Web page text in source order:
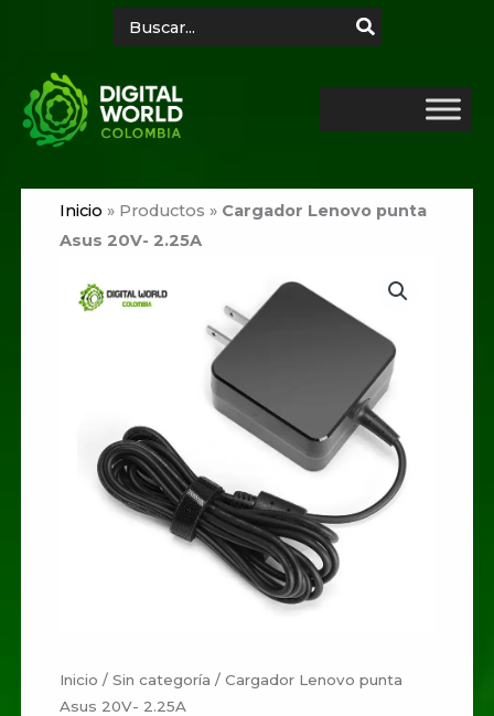
contenido
for:
Inicio » Productos » Cargador Lenovo punta
Asus 20V- 2.25A
Inicio /Sin categoría / Cargador Lenovo punta
Asus 20V- 2.25A